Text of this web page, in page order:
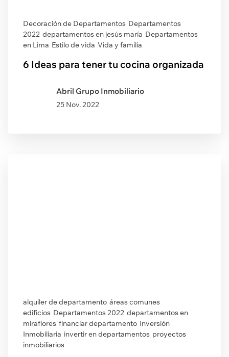
Decoración de Departamentos Departamentos
2022 departamentos en jesús maría Departamentos
en Lima Estilo de vida Vida y familia
6 Ideas para tener tu cocina organizada
Abril Grupo Inmobiliario
25 Nov. 2022
alquiler de departamento áreas comunes
edificios Departamentos 2022 departamentos en
miraflores financiar departamento Inversión
Inmobiliaria invertir en departamentos proyectos
inmobiliarios